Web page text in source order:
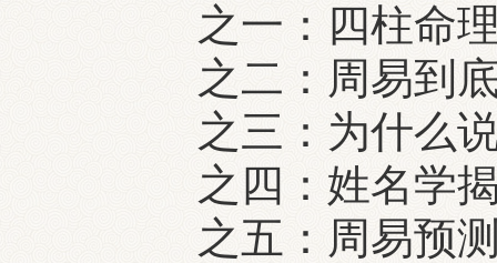
之一：四柱命理
之二：周易到底
之三：为什么说
之四：姓名学
之五：周易预